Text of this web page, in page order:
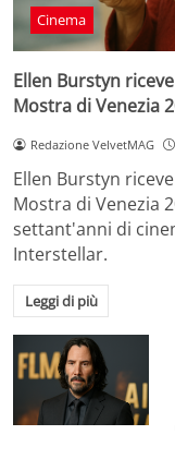
Cinema
Ellen Burstyn
Mostra di Venezia
Redazione VelvetMAG
Ellen Burstyn
Mostra di Venezia
settant'anni di
Interstellar.
Leggi di più